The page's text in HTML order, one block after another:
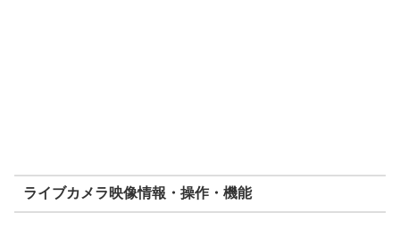
ライブカメラ映像情報・操作・機能